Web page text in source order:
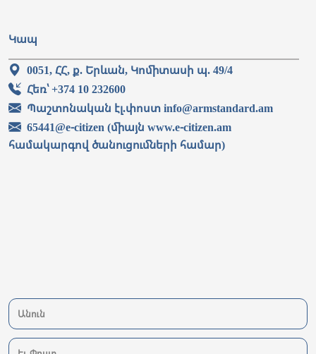
Կապ
0051, ՀՀ, ք. Երևան, Կոմիտասի պ. 49/4
Հեռ՝ +374 10 232600
Պաշտոնական էլ.փոստ info@armstandard.am
65441@e-citizen (միայն www.e-citizen.am
համակարգով ծանուցումների համար)